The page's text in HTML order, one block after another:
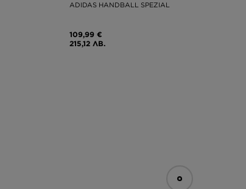
ADIDAS HANDBALL SPEZIAL
109,99 €
215,12 ЛВ.